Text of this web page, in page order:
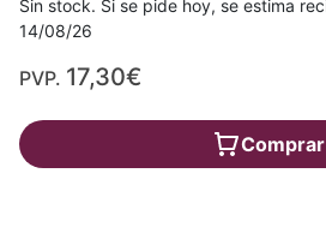
Sin stock. Si se pide hoy, se estima
14/08/26
PVP. 17,30€
Comprar